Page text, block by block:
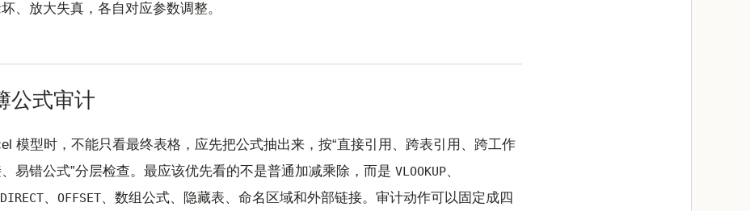
、放大失真，各自对应参数调整。
公式审计
模型时，不能只看最终表格，应先把公式抽出来，按“直接引用、跨表引用、跨工作
易错公式”分层检查。最应该优先看的不是普通加减乘除，而是 VLOOKUP、
、 OFFSET、数组公式、隐藏表、命名区域和外部链接。审计动作可以固定成四